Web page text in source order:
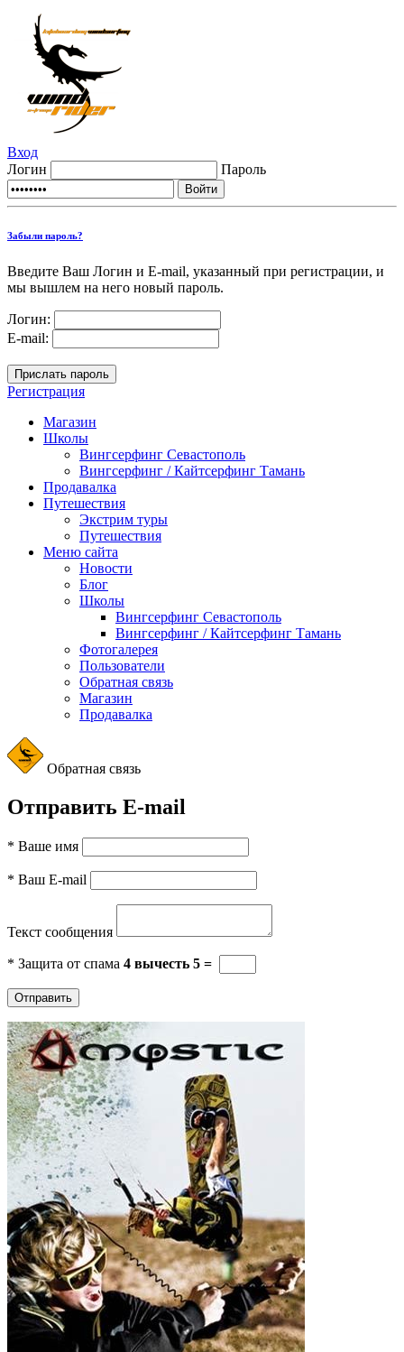
Вход
Логин
Пароль
Забыли пароль?
Введите Ваш Логин и E-mail, указанный при регистрации, и
мы вышлем на него новый пароль.
Логин:
E-mail:
Регистрация
Магазин
Школы
Вингсерфинг Севастополь
Вингсерфинг / Кайтсерфинг Тамань
Продавалка
Путешествия
Экстрим туры
Путешествия
Меню сайта
Новости
Блог
Школы
Вингсерфинг Севастополь
Вингсерфинг / Кайтсерфинг Тамань
Фотогалерея
Пользователи
Обратная связь
Магазин
Продавалка
Обратная связь
Отправить E-mail
* Ваше имя
* Ваш E-mail
Текст сообщения
* Защита от спама 4 вычеcть 5 =